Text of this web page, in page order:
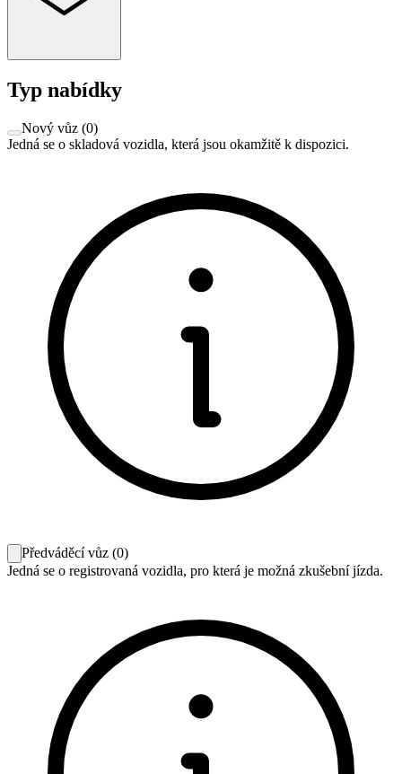
Typ nabídky
Nový vůz (0)
Jedná se o skladová vozidla, která jsou okamžitě k dispozici.
Předváděcí vůz (0)
Jedná se o registrovaná vozidla, pro která je možná zkušební jízda.